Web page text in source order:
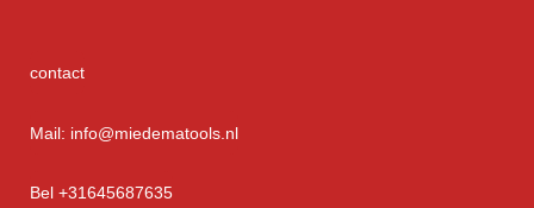
contact
Mail: info@miedematools.nl
Bel +31645687635